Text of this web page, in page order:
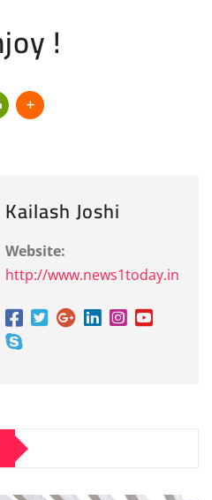
!
Kailash Joshi
Website:
http://www.news1today.in